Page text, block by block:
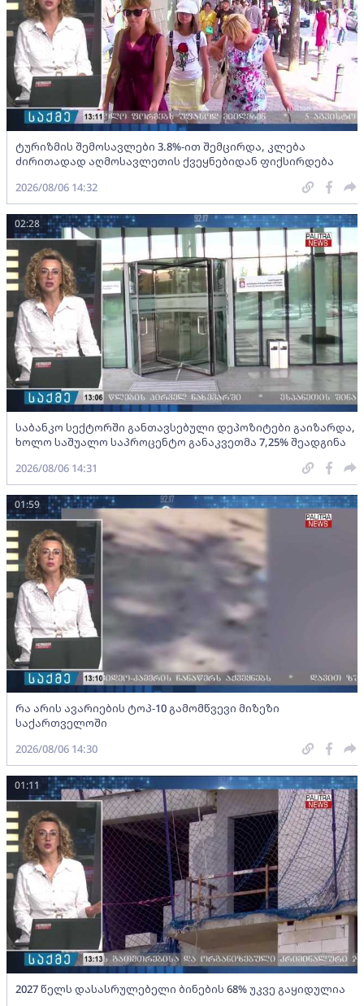
ტურიზმის შემოსავლები 3.8%-ით შემცირდა, კლება
ძირითადად აღმოსავლეთის ქვეყნებიდან ფიქსირდება
2026/08/06 14:32
საბანკო სექტორში განთავსებული დეპოზიტები გაიზარდა,
ხოლო საშუალო საპროცენტო განაკვეთმა 7,25% შეადგინა
02:28
2026/08/06 14:31
რა არის ავარიების ტოპ-10 გამომწვევი მიზეზი
საქართველოში
01:59
2026/08/06 14:30
2027 წელს დასასრულებელი ბინების 68% უკვე გაყიდულია
01:11